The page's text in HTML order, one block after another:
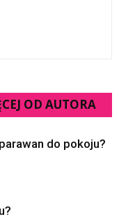
OD AUTORA
do pokoju?